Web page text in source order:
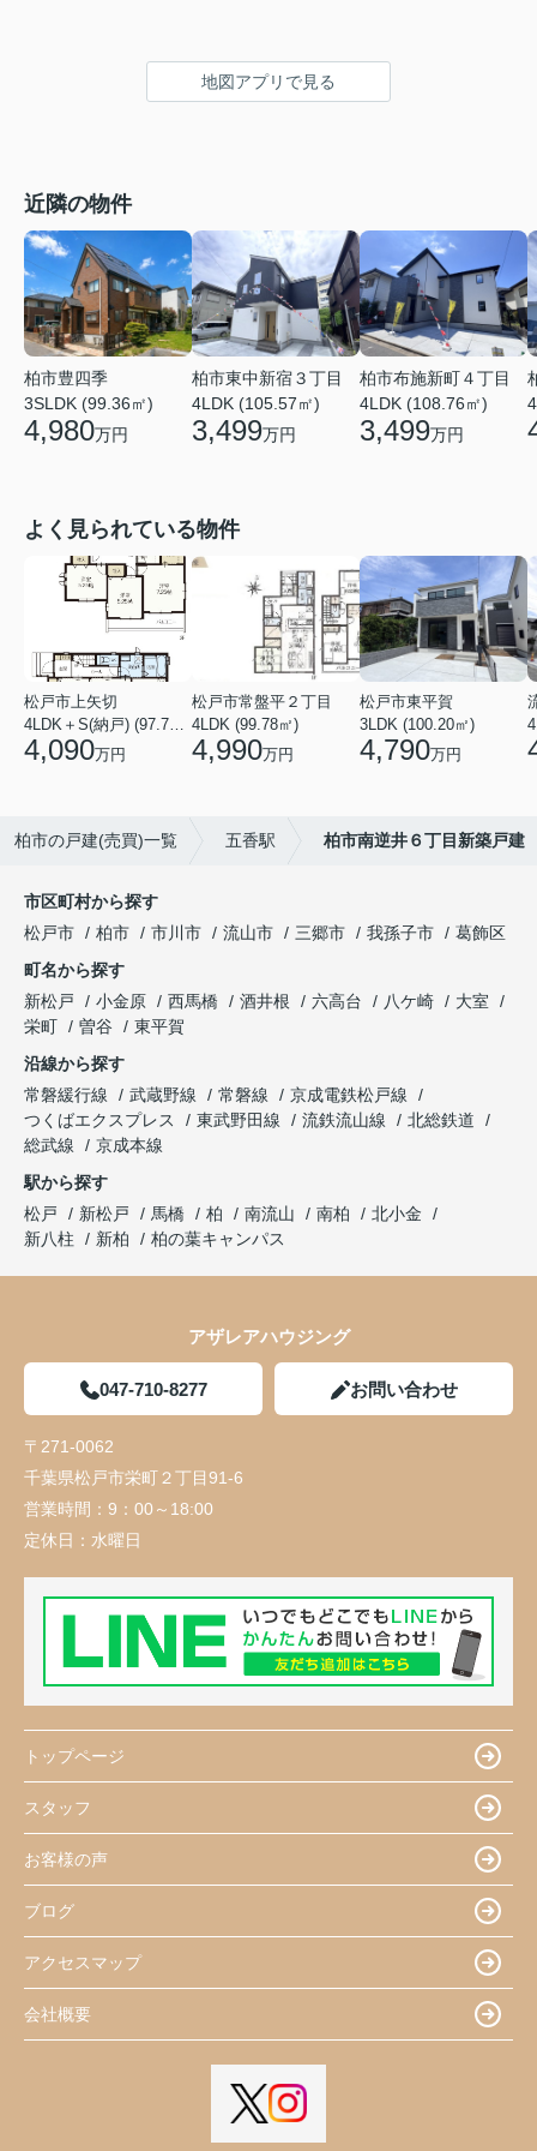
地図アプリで見る
近隣の物件
柏市豊四季
3SLDK (99.36㎡)
4,980万円
柏市東中新宿３丁目
4LDK (105.57㎡)
3,499万円
柏市布施新町４丁目
4LDK (108.76㎡)
3,499万円
よく見られている物件
松戸市上矢切
4LDK＋S(納戸) (97.71㎡)
4,090万円
松戸市常盤平２丁目
4LDK (99.78㎡)
4,990万円
松戸市東平賀
3LDK (100.20㎡)
4,790万円
柏市の戸建(売買)一覧 五香駅 柏市南逆井６丁目新築戸建
市区町村から探す
松戸市
柏市 市川市 流山市 三郷市 我孫子市
葛飾区
町名から探す
新松戸
小金原 西馬橋 酒井根 六高台 八ケ崎
大室
栄町
曽谷
東平賀
沿線から探す
常磐緩行線
武蔵野線 常磐線
京成電鉄松戸線
つくばエクスプレス
東武野田線 流鉄流山線
北総鉄道
総武線
京成本線
駅から探す
松戸
新松戸 馬橋 柏 南流山 南柏
北小金
新八柱
新柏 柏の葉キャンパス
アザレアハウジング
047-710-8277 お問い合わせ
〒271-0062
千葉県松戸市栄町２丁目91-6
営業時間： 9：00～18:00
定休日： 水曜日
トップページ
スタッフ
お客様の声
ブログ
アクセスマップ
会社概要